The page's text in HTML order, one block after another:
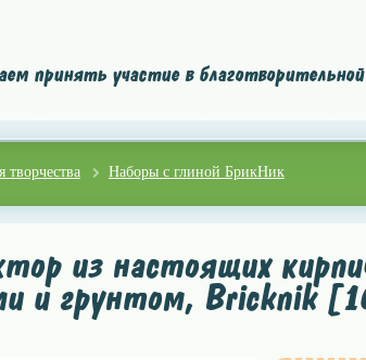
принять участие в
творчества Наборы с глиной БрикНик
из настоящих
и грунтом, Bricknik